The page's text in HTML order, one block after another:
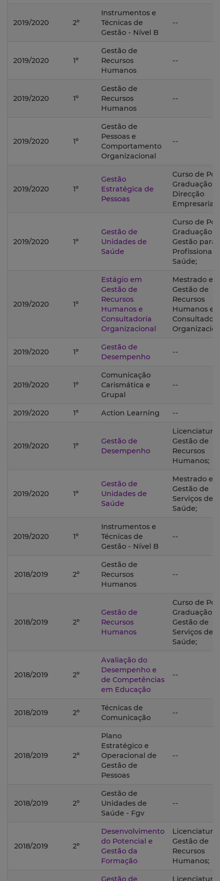
2019/2020 2º
Instrumentos e
Técnicas de
Gestão - Nível B
--
2019/2020 1º
Gestão de
Recursos
Humanos
--
2019/2020 1º
Gestão de
Recursos
Humanos
--
2019/2020 1º
Gestão de
Pessoas e
Comportamento
Organizacional
--
2019/2020 1º
Gestão
Estratégica de
Pessoas
Curso de Pós
Graduação
Direcção
Empresarial;
2019/2020 1º
Gestão de
Unidades de
Saúde
Curso de Pós
Graduação
Gestão para
Profissionais
Saúde;
2019/2020 1º
Estágio em
Gestão de
Recursos
Humanos e
Consultadoria
Organizacional
Mestrado em
Gestão de
Recursos
Humanos e
2019/2020 1º
Gestão de
Desempenho
--
2019/2020 1º
Comunicação
Carismática e
Grupal
--
2019/2020 1º Action Learning --
2019/2020 1º
Gestão de
Desempenho
Licenciatura
Gestão de
Recursos
Humanos;
2019/2020 1º
Gestão de
Unidades de
Saúde
Mestrado em
Gestão de
Serviços de
Saúde;
2019/2020 1º
Instrumentos e
Técnicas de
Gestão - Nível B
--
2018/2019 2º
Gestão de
Recursos
Humanos
--
2018/2019 2º
Gestão de
Recursos
Humanos
Curso de Pós
Graduação
Gestão de
Serviços de
Saúde;
2018/2019 2º
Avaliação do
Desempenho e
de Competências
em Educação
--
2018/2019 2º
Técnicas de
Comunicação
--
2018/2019 2º
Plano
Estratégico e
Operacional de
Gestão de
Pessoas
--
2018/2019 2º
Gestão de
Unidades de
Saúde - Fgv
--
2018/2019 2º
Desenvolvimento
do Potencial e
Gestão da
Formação
Licenciatura
Gestão de
Recursos
Humanos;
Gestão de Licenciatura